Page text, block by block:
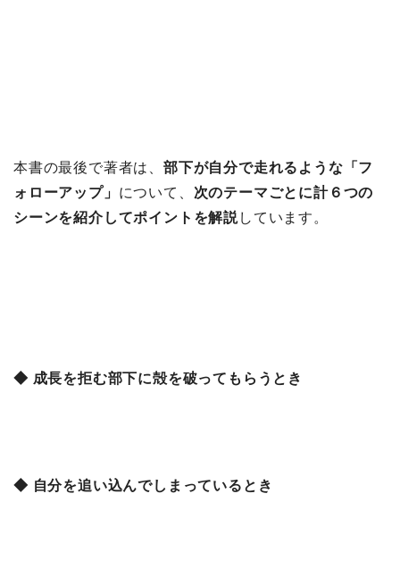
本書の最後で著者は、 部下が自分で走れるような「フ
ォローアップ」 について、 次のテーマごとに計６つの
シーンを紹介してポイントを解説しています。
◆ 成長を拒む部下に殻を破ってもらうとき
◆ 自分を追い込んでしまっているとき